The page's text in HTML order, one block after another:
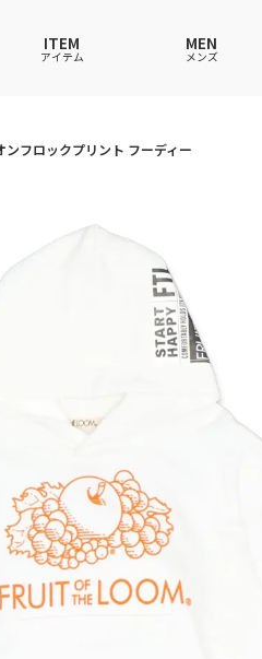
ITEM
アイテム
ルームウェア
ソックス
MEN
メンズ
帽子
レイングッズ
ルームウェア
ルームウェア
ンフロックプリント フーディー